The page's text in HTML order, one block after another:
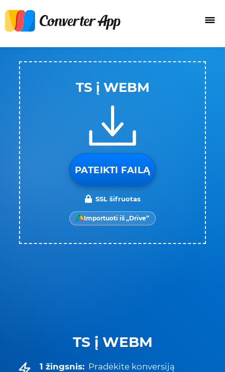
TS į WEBM
1 žingsnis: Pradėkite konversiją
TS į WEBM
PATEIKTI FAILĄ
SSL šifruotas
Importuoti iš „Drive“